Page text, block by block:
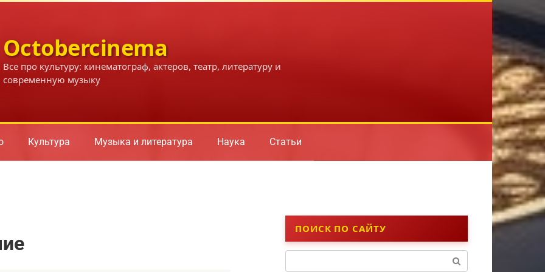
Octobercinema
Все про культуру: кинематограф, актеров, театр, литературу и
современную музыку
Культура Музыка и литература Наука Статьи
ПОИСК ПО САЙТУ